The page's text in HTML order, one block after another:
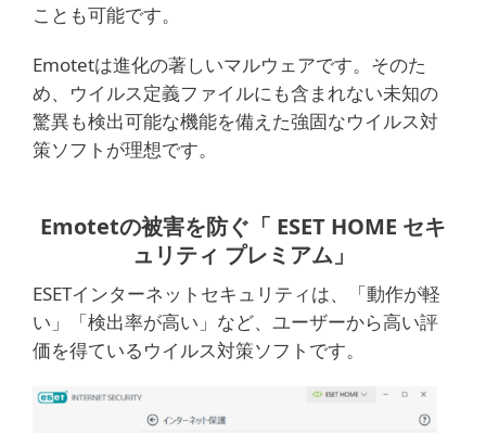
ことも可能です。
Emotetは進化の著しいマルウェアです。そのた
め、ウイルス定義ファイルにも含まれない未知の
驚異も検出可能な機能を備えた強固なウイルス対
策ソフトが理想です。
Emotetの被害を防ぐ「 ESET HOME セキ
ュリティ プレミアム」
ESETインターネットセキュリティは、「動作が軽
い」「検出率が高い」など、ユーザーから高い評
価を得ているウイルス対策ソフトです。